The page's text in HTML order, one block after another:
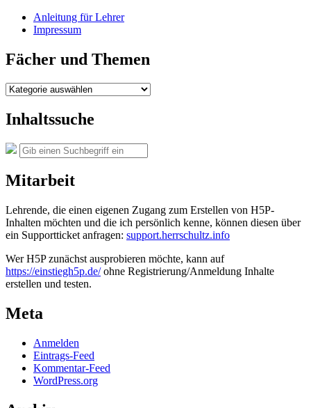
Anleitung für Lehrer
Impressum
Fächer und Themen
Fächer
Themen
Inhaltssuche
Suche
nach:
Suchen
Mitarbeit
Lehrende, die einen eigenen Zugang zum Erstellen von H5P-
Inhalten möchten und die ich persönlich kenne, können diesen über
ein Supportticket anfragen: support.herrschultz.info
Wer H5P zunächst ausprobieren möchte, kann auf
https://einstiegh5p.de/ohne Registrierung/Anmeldung Inhalte
erstellen und testen.
Meta
Anmelden
Eintrags-Feed
Kommentar-Feed
WordPress.org